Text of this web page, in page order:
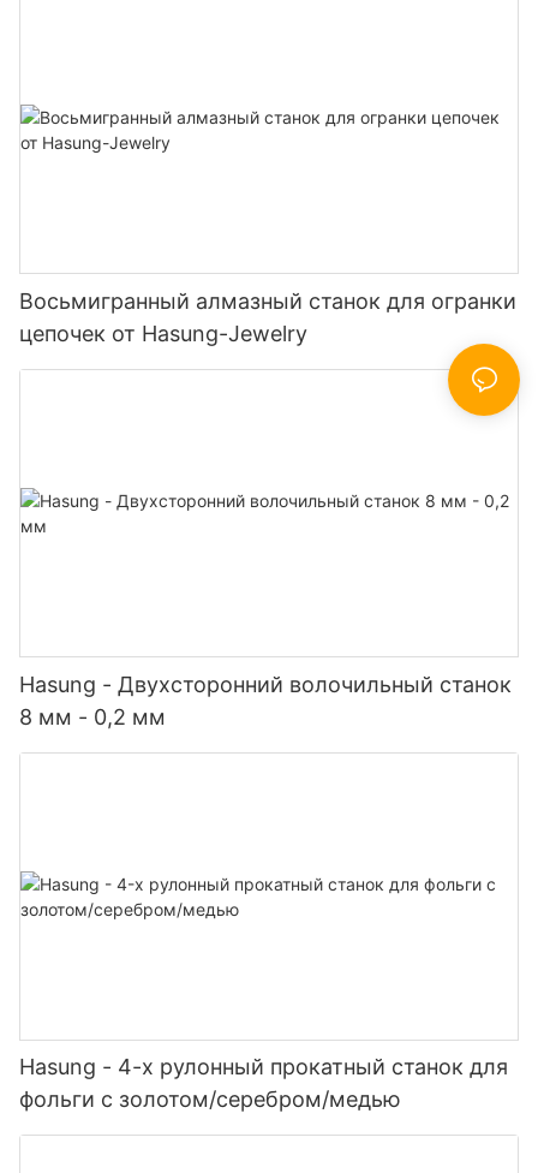
Восьмигранный алмазный станок для огранки
цепочек от Hasung-Jewelry
Hasung - Двухсторонний волочильный станок
8 мм - 0,2 мм
Hasung - 4-х рулонный прокатный станок для
фольги с золотом/серебром/медью